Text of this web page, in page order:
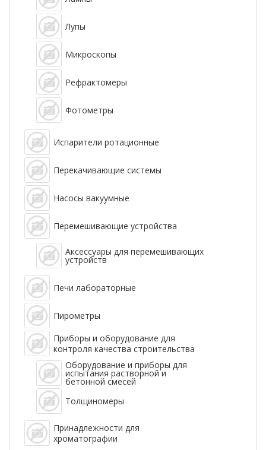
Лупы
Микроскопы
Рефрактомеры
Фотометры
Испарители ротационные
Перекачивающие системы
Насосы вакуумные
Перемешивающие устройства
Аксессуары для перемешивающих
устройств
Печи лабораторные
Пирометры
Приборы и оборудование для
контроля качества строительства
Оборудование и приборы для
испытания растворной и
бетонной смесей
Толщиномеры
Принадлежности для
хроматографии